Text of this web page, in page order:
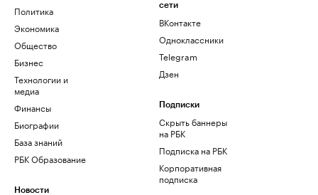
Политика
Экономика
Общество
Бизнес
Технологии и
медиа
Финансы
Биографии
База знаний
РБК Образование
Новости
сети
ВКонтакте
Одноклассники
Telegram
Дзен
Подписки
Скрыть баннеры
на РБК
Подписка на РБК
Корпоративная
подписка